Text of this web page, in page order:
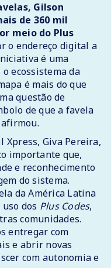
Gilson
de 360 mil
meio do Plus
o endereço digital a
é uma
ecossistema da
é mais do que
questão de
de que a favela
Xpress, Giva Pereira,
importante que,
e reconhecimento
do sistema.
da América Latina
dos Plus Codes,
comunidades.
entregar com
e abrir novas
com autonomia e